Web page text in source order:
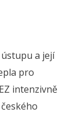
a její
pro
intenzivně